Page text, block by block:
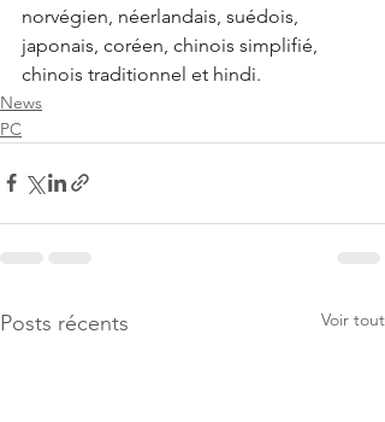
norvégien, néerlandais, suédois,
japonais, coréen, chinois simplifié,
chinois traditionnel et hindi.
News
PC
Posts récents Voir tout